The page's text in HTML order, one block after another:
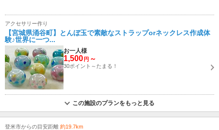
アクセサリー作り
【宮城県涌谷町】とんぼ玉で素敵なストラップorネックレス作成体
験♪世界に一つ...
お一人様
1,500 円 ～
30ポイント～たまる！
この施設のプランをもっと見る
登米市からの目安距離 約19.7km